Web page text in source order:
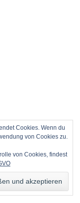
Cookies. Wenn du
von Cookies zu.
von Cookies, findest